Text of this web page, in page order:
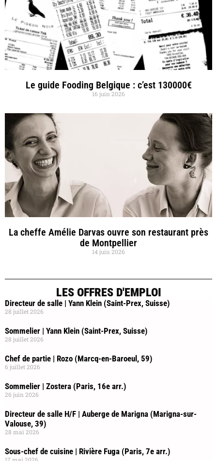
Le guide Fooding Belgique : c’est 130000€
16 juin 2026
La cheffe Amélie Darvas ouvre son restaurant près
de Montpellier
14 juin 2026
LES OFFRES D'EMPLOI
Directeur de salle | Yann Klein (Saint-Prex, Suisse)
28 juillet 2026
Sommelier | Yann Klein (Saint-Prex, Suisse)
28 juillet 2026
Chef de partie | Rozo (Marcq-en-Baroeul, 59)
6 juillet 2026
Sommelier | Zostera (Paris, 16e arr.)
26 juin 2026
Directeur de salle H/F | Auberge de Marigna (Marigna-sur-
Valouse, 39)
28 mai 2026
Sous-chef de cuisine | Rivière Fuga (Paris, 7e arr.)
17 mai 2026